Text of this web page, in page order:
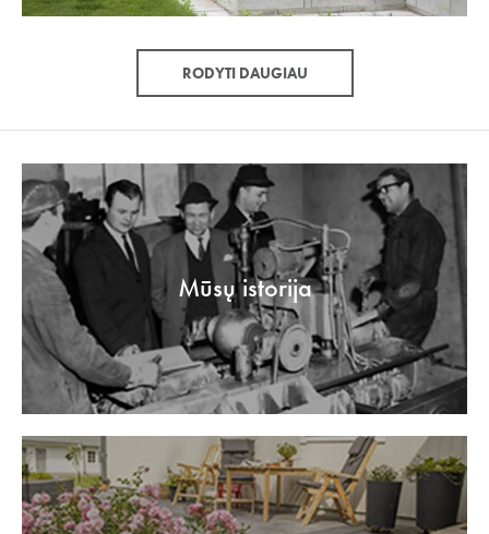
RODYTI DAUGIAU
Mūsų istorija